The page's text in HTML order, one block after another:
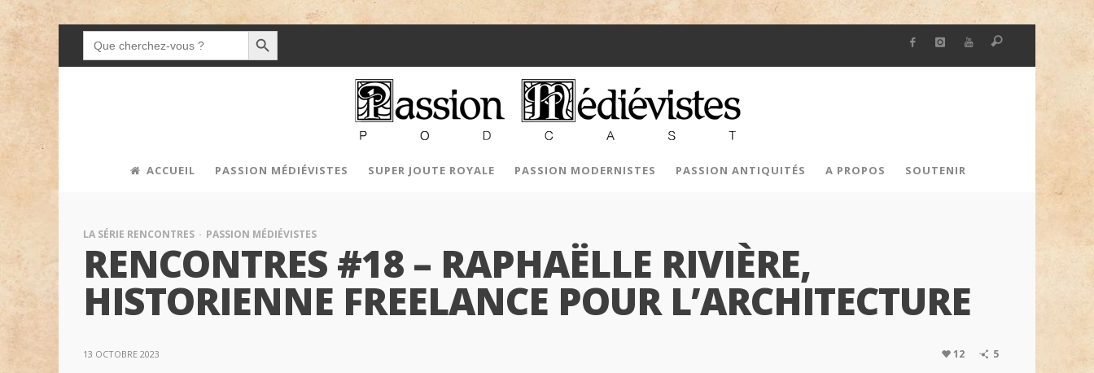
SEARCH
FOR:
SEARCH BUTTON
ACCUEIL PASSION MÉDIÉVISTES SUPER JOUTE ROYALE PASSION MODERNISTES PASSION ANTIQUITÉS A PROPOS SOUTENIR
LA SÉRIE RENCONTRES PASSION MÉDIÉVISTES
RENCONTRES #18 – RAPHAËLLE RIVIÈRE,
HISTORIENNE FREELANCE POUR L’ARCHITECTURE
13 OCTOBRE 2023 12 5